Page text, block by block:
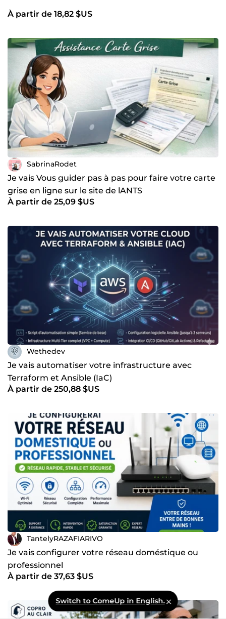
À partir de 18,82 $US
SabrinaRodet
Je vais Vous guider pas à pas pour faire votre carte
grise en ligne sur le site de lANTS
À partir de 25,09 $US
Wethedev
Je vais automatiser votre infrastructure avec
Terraform et Ansible (IaC)
À partir de 250,88 $US
TantelyRAZAFIARIVO
Je vais configurer votre réseau doméstique ou
professionnel
À partir de 37,63 $US
Switch to ComeUp in English.